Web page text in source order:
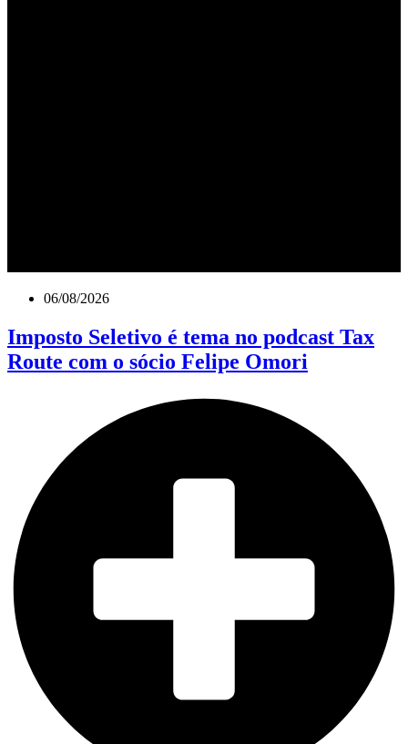
06/08/2026
Imposto Seletivo é tema no podcast Tax
Route com o sócio Felipe Omori